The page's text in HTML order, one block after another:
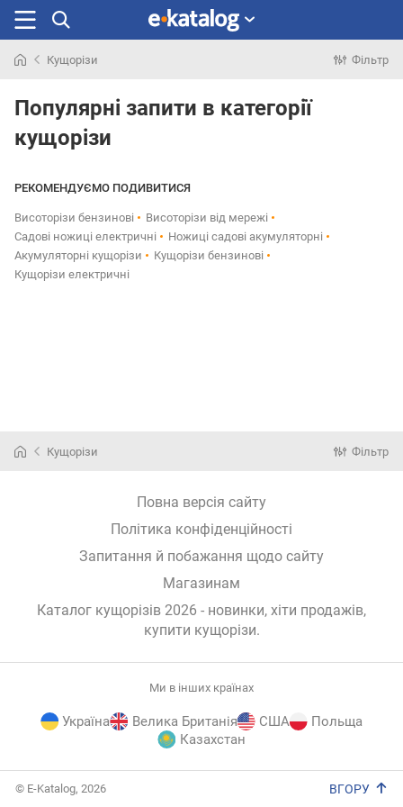
раніше
Кущорізи Фільтр
Популярні запити в категорії
кущорізи
РЕКОМЕНДУЄМО ПОДИВИТИСЯ
Висоторізи бензинові
Висоторізи від мережі
Садові ножиці електричні
Ножиці садові акумуляторні
Акумуляторні кущорізи
Кущорізи бензинові
Кущорізи електричні
Кущорізи Фільтр
Повна версія сайту
Політика конфіденційності
Запитання й побажання щодо сайту
Магазинам
Каталог кущорізів 2026 - новинки, хіти продажів,
купити кущорізи.
Ми в інших країнах
Україна Велика Британія США
Польща
Казахстан
© E-Katalog, 2026 ВГОРУ